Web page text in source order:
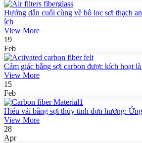
Hướng dẫn cuối cùng về bộ lọc sợi thạch
ích
View More
19
Feb
Cảm giác bằng sợi carbon được kích hoạt
View More
15
Feb
Hiểu vải bằng sợi thủy tinh đơn hướng:
View More
28
Apr